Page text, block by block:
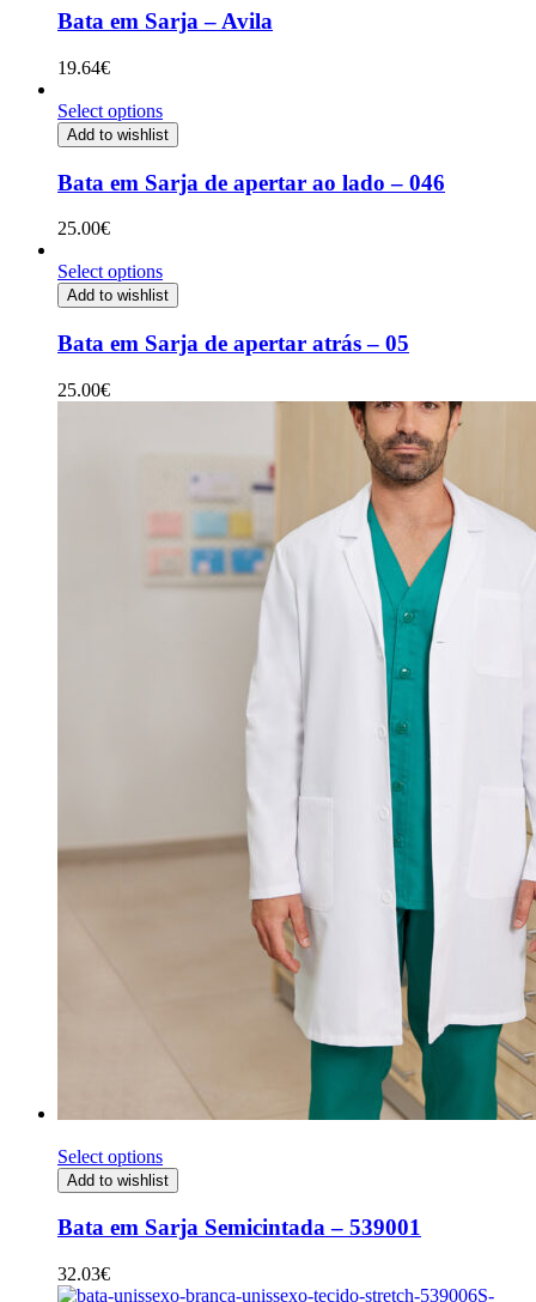
Bata em Sarja – Avila
19.64€
Select options
Add to wishlist
Bata em Sarja de apertar ao lado – 046
25.00€
Select options
Add to wishlist
Bata em Sarja de apertar atrás – 05
25.00€
Select options
Add to wishlist
Bata em Sarja Semicintada – 539001
32.03€